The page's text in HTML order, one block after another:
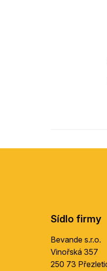
Sídlo firmy
Bevande s.r.o.
Vinořská 357
250 73